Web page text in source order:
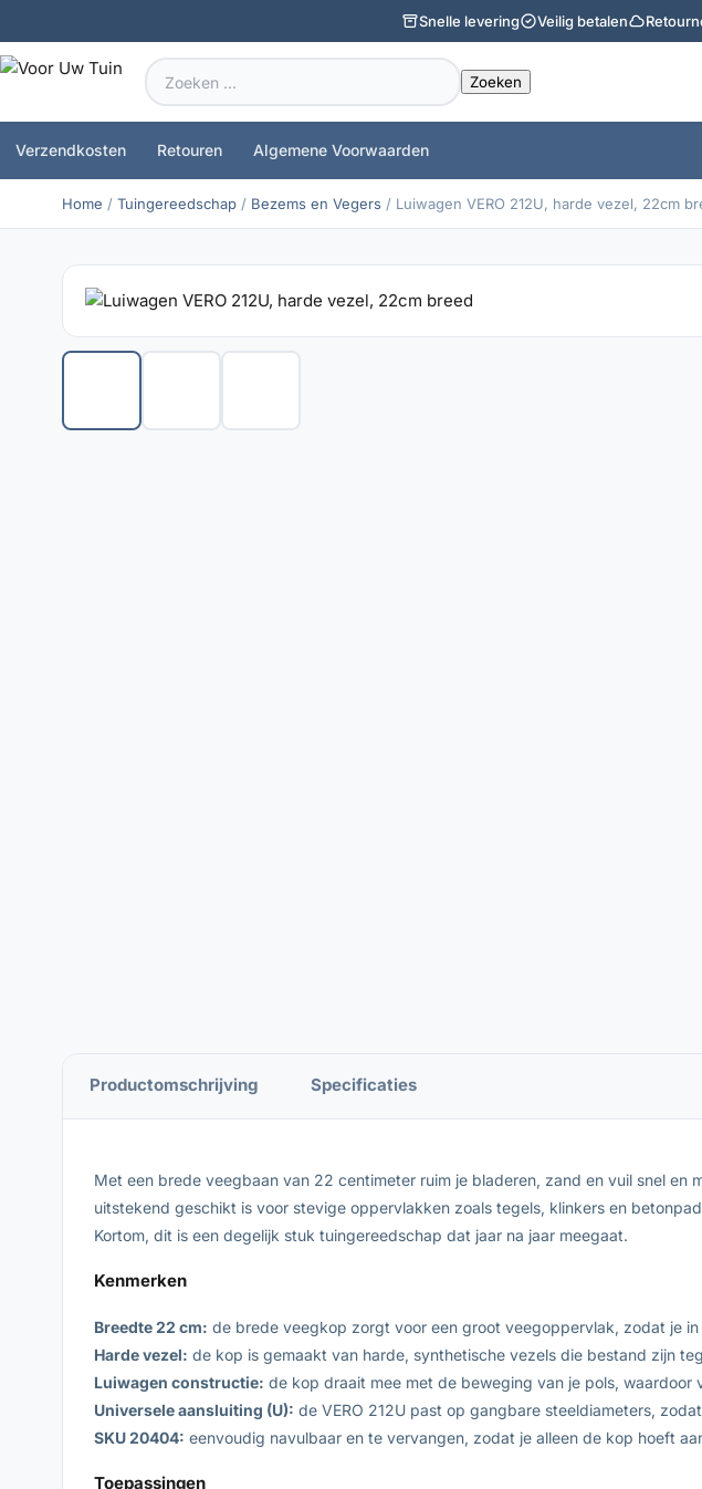
Snelle levering Veilig betalen
Zoeken
naar:
Verzendkosten Retouren Algemene Voorwaarden
Home / Tuingereedschap / Bezems en Vegers / Luiwagen VERO 212U, harde vezel, 22cm
Productomschrijving Specificaties
Met een brede veegbaan van 22 centimeter ruim je bladeren, zand en vuil snel en
uitstekend geschikt is voor stevige oppervlakken zoals tegels, klinkers en
Kortom, dit is een degelijk stuk tuingereedschap dat jaar na jaar meegaat.
Kenmerken
Breedte 22 cm: de brede veegkop zorgt voor een groot veegoppervlak, zodat je
Harde vezel: de kop is gemaakt van harde, synthetische vezels die bestand zijn
Luiwagen constructie: de kop draait mee met de beweging van je pols,
Universele aansluiting (U): de VERO 212U past op gangbare steeldiameters,
SKU 20404: eenvoudig navulbaar en te vervangen, zodat je alleen de kop hoeft
Toepassingen